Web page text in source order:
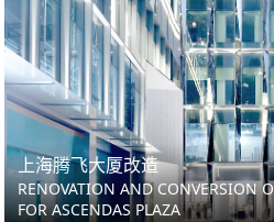
上海腾飞大厦改造
RENOVATION AND CONVERSION
FOR ASCENDAS PLAZA